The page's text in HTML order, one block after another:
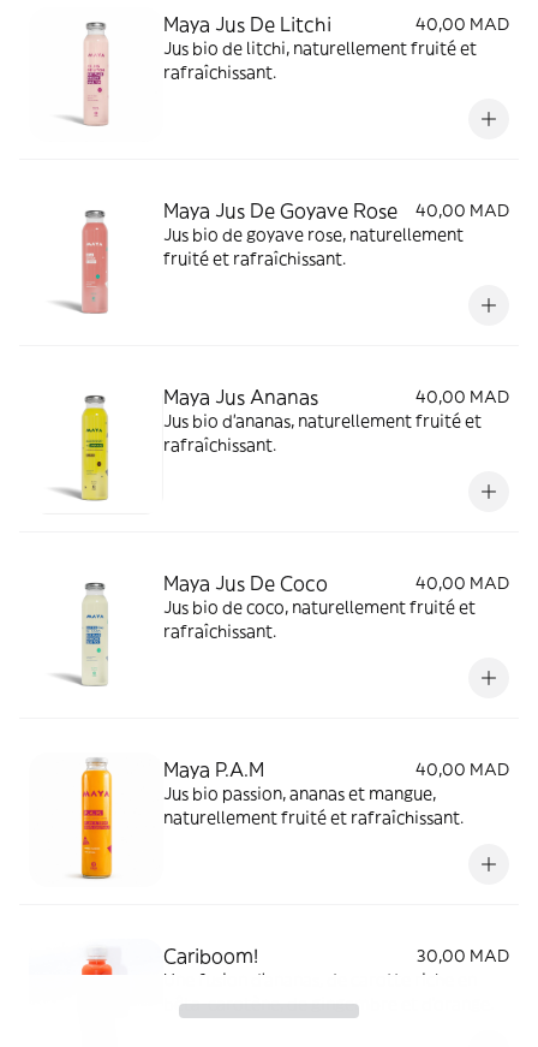
Maya Jus De Litchi
40,00 MAD
Jus bio de litchi, naturellement fruité et
rafraîchissant.
Maya Jus De Goyave Rose
40,00 MAD
Jus bio de goyave rose, naturellement
fruité et rafraîchissant.
Maya Jus Ananas
40,00 MAD
Jus bio d'ananas, naturellement fruité et
rafraîchissant.
Maya Jus De Coco
40,00 MAD
Jus bio de coco, naturellement fruité et
rafraîchissant.
Maya P.A.M
40,00 MAD
Jus bio passion, ananas et mangue,
naturellement fruité et rafraîchissant.
Cariboom!
30,00 MAD
Une fusion d’ananas, de carotte riche en
bêta-carotène, de gingembre et d’orange.